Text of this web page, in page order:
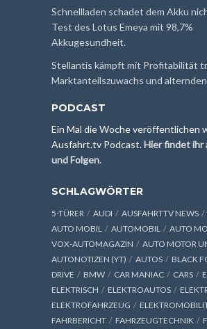
Schnellladen schadet dem Akku
Test des Lotus Emeya mit 98,7%
Akkugesundheit.
Stellantis kämpft mit Profitabilität
Marktanteilszuwachs und
PODCAST
Ein Mal die Woche veröffentlichen
Ausfahrt.tv Podcast.Hier findet ihr
und Folgen.
SCHLAGWÖRTER
5-TÜRER AUDI AUSFAHRTTV NEWS
AUTO MOBIL
AUTOMOBIL
AUTO
VOX-AUTOMAGAZIN
AUTO MOTOR
AUTONOTIZEN (YT)
AUTOS
BLACK
DRIVE
BMW CAR MANIAC CARS
ELEKTRISCH
ELEKTROAUTOS
ELEKTROFAHRZEUG
FAHRBERICHT
FAHRZEUGTECHNIK